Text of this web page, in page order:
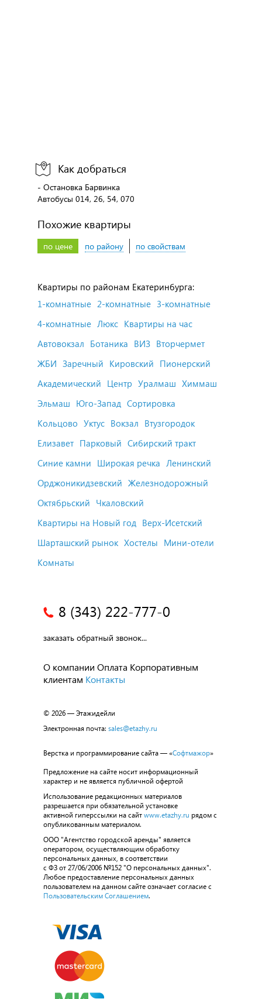
Как добраться
- Остановка Барвинка
Автобусы 014, 26, 54, 070
Похожие квартиры
по цене по району по свойствам
Квартиры по районам Екатеринбурга:
1-комнатные 2-комнатные 3-комнатные
4-комнатные Люкс Квартиры на час
Автовокзал Ботаника ВИЗ Вторчермет
ЖБИ Заречный Кировский Пионерский
Академический Центр Уралмаш Химмаш
Эльмаш Юго-Запад Сортировка
Кольцово Уктус Вокзал Втузгородок
Елизавет Парковый Сибирский тракт
Синие камни Широкая речка Ленинский
Орджоникидзевский Железнодорожный
Октябрьский Чкаловский
Квартиры на Новый год Верх-Исетский
Шарташский рынок Хостелы Мини-отели
Комнаты
8 (343) 222-777-0
заказать обратный звонок...
О компании Оплата Корпоративным
клиентам Контакты
© 2026 — Этажидейли
Электронная почта: sales@etazhy.ru
Верстка и программирование сайта — «Софтмажор»
Предложение на сайте носит информационный
характер и не является публичной офертой
Использование редакционных материалов
разрешается при обязательной установке
активной гиперссылки на сайт www.etazhy.ru рядом с
опубликованным материалом.
ООО "Агентство городской аренды" является
оператором, осуществляющим обработку
персональных данных, в соответствии
с ФЗ от 27/06/2006 №152 "О персональных данных".
Любое предоставление персональных данных
пользователем на данном сайте означает согласие с
Пользовательским Соглашением.